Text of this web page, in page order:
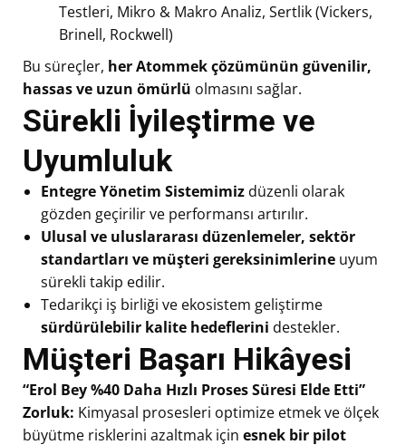
Testleri, Mikro & Makro Analiz, Sertlik (Vickers,
Brinell, Rockwell)
Bu süreçler, her Atommek çözümünün güvenilir,
hassas ve uzun ömürlü olmasını sağlar.
Sürekli İyileştirme ve
Uyumluluk
Entegre Yönetim Sistemimiz düzenli olarak
gözden geçirilir ve performansı artırılır.
Ulusal ve uluslararası düzenlemeler, sektör
standartları ve müşteri gereksinimlerine uyum
sürekli takip edilir.
Tedarikçi iş birliği ve ekosistem geliştirme
sürdürülebilir kalite hedeflerini destekler.
Müşteri Başarı Hikâyesi
“Erol Bey %40 Daha Hızlı Proses Süresi Elde Etti”
Zorluk: Kimyasal prosesleri optimize etmek ve ölçek
büyütme risklerini azaltmak için esnek bir pilot